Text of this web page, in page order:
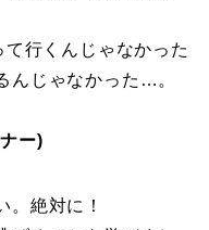
て行くんじゃなかった
んじゃなかった…。
ー)
。絶対に！